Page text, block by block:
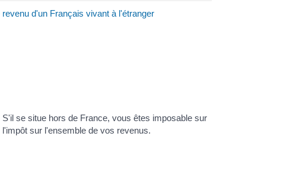
revenu d'un Français vivant à l'étranger
se situe hors de France, vous êtes imposable sur
sur l'ensemble de vos revenus.